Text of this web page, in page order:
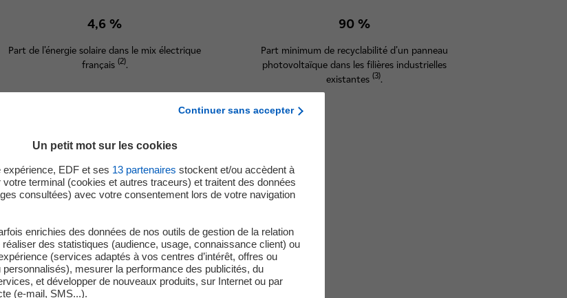
4,6 %
Part de l’énergie solaire dans le mix électrique
français (2).
90 %
Part minimum de recyclabilité d’un panneau
photovoltaïque dans les filières industrielles
existantes(3).
savoir sur le solaire
jour le 03/09/2025 Mis à jour le 12/08/2025
Continuer sans accepter
Un petit mot sur les cookies
EDF et ses 13 partenaires stockent et/ou accèdent à
terminal (cookies et autres traceurs) et traitent des données
consultées) avec votre consentement lors de votre navigation
enrichies des données de nos outils de gestion de la relation
des statistiques (audience, usage, connaissance client) ou
(services adaptés à vos centres d’intérêt, offres ou
personnalisés), mesurer la performance des publicités, du
et développer de nouveaux produits, sur Internet ou par
(e-mail, SMS...).